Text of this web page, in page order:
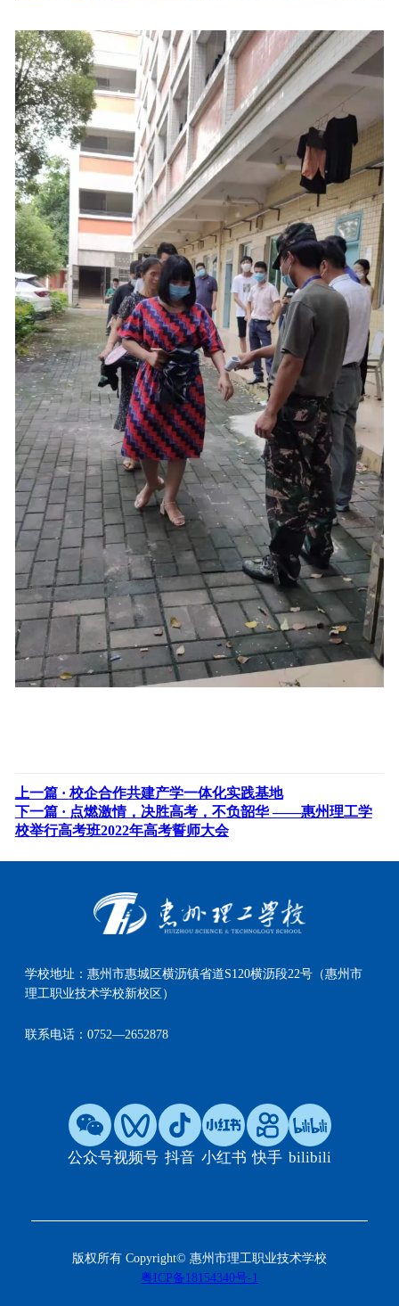
上一篇 · 校企合作共建产学一体化实践基地
下一篇 · 点燃激情，决胜高考，不负韶华 ——惠州理工学
校举行高考班2022年高考誓师大会
学校地址：惠州市惠城区横沥镇省道S120横沥段22号（惠州市
理工职业技术学校新校区）
联系电话：0752—2652878
公众号视频号 抖音 小红书 快手 bilibili
版权所有 Copyright© 惠州市理工职业技术学校
粤ICP备18154340号-1